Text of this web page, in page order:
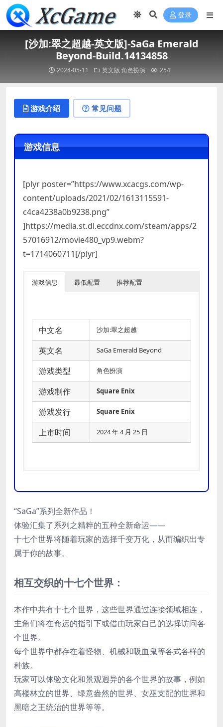
登录
[沙加:翠之超越-英文版]-SaGa Emerald
Beyond-Build.14134858
2024-05-11 英文版 角色扮演 254
游戏介绍 常见问题
游戏信息
[plyr poster=”https://www.xcacgs.com/wp-
content/uploads/2021/02/1613115591-
c4ca4238a0b9238.png”
]https://media.st.dl.eccdnx.com/steam/apps/2
57016912/movie480_vp9.webm?
t=1714060711[/plyr]
游戏信息 最低配置 推荐配置
中文名 沙加:翠之超越
英文名 SaGa Emerald Beyond
游戏类型 角色扮演
游戏制作 Square Enix
游戏发行 Square Enix
上市时间 2024 年 4 月 25 日
最低
操作系统:
Windows® 11 64-bit
处理器:
AMD Ryzen™ 3 1200 /
Intel® Core™ i3-3210
NVIDIA® GeForce® GTX 750
DirectX 版本:
附注事项:30FPS @ 1280×720
推荐
操作系统:
Windows® 11 64-bit
处理器:
AMD Ryzen™ 3 1300X /
Intel® Core™ i5-6400
Intel® Arc™ A380 / NVIDIA®
GeForce® GTX 960
存储空间:需要 10 GB 可用空间
附注事项:60FPS @ 1920×1080
“SaGa”系列全新作品！
体验汇集了系列之精粹的五种全新命运——
十七个世界将随着玩家的选择千变万化，从而编织出专
属于你的故事。
相互交织的十七个世界：
本作中共有十七个世界，这些世界通过连接领域相连，
主角们将在命运的指引下或借由玩家自己的选择访问各
个世界。
每个世界中都存在着怪物、机械和吸血鬼等各式各样的
种族。
玩家可以体验文化和景观迥异的各个世界的故事，例如
高楼林立的世界、绿意盎然的世界、女巫支配的世界和
黑暗之王统治的世界等等。